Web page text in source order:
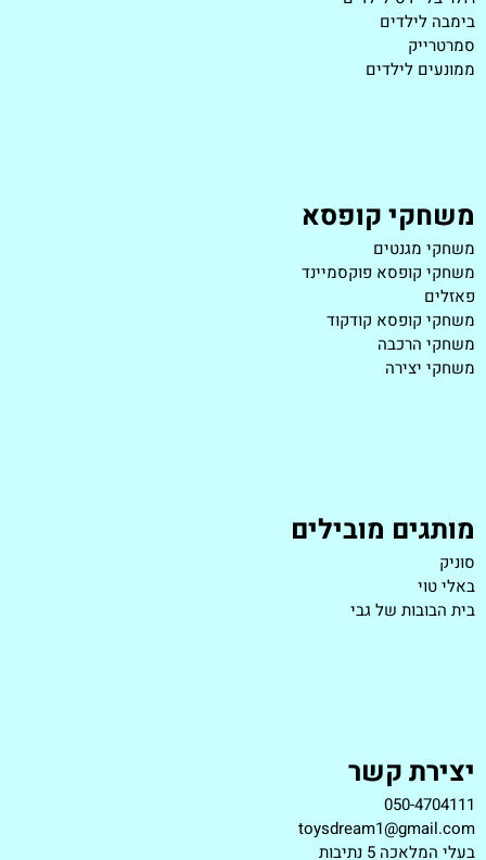
בימבה לילדים
סמרטרייק
ממונעים לילדים
משחקי קופסא
משחקי מגנטים
משחקי קופסא פוקסמיינד
פאזלים
משחקי קופסא קודקוד
משחקי הרכבה
משחקי יצירה
מותגים מובילים
סוניק
באלי טוי
בית הבובות של גבי
יצירת קשר
050-4704111
toysdream1@gmail.com
בעלי המלאכה 5 נתיבות